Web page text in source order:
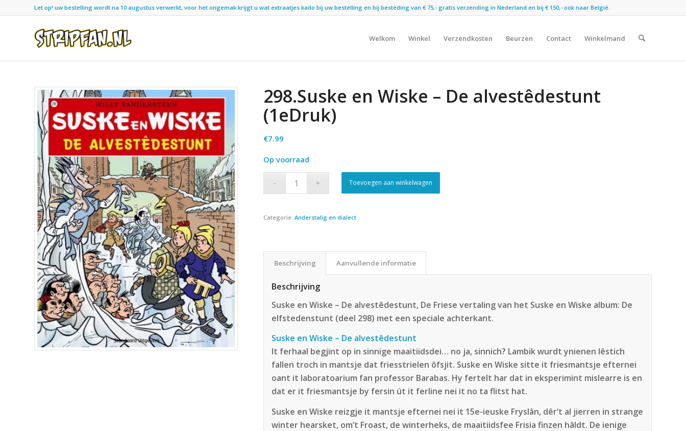
Let op! uw bestelling wordt na 10 augustus verwerkt, voor het ongemak krijgt u wat extraatjes kado bij uw bestelling en bij besteding van € 75,- gratis verzending in Nederland en bij € 150,- ook naar België.
Welkom Winkel Verzendkosten Beurzen Contact Winkelmand
298.Suske en Wiske – De alvestêdestunt
(1eDruk)
€7.99
Op voorraad
Toevoegen aan winkelwagen
Categorie:Anderstalig en dialect
Beschrijving Aanvullende informatie
Beschrijving
Suske en Wiske – De alvestêdestunt, De Friese vertaling van het Suske en Wiske album: De
elfstedenstunt (deel 298) met een speciale achterkant.
Suske en Wiske – De alvestêdestunt
It ferhaal begjint op in sinnige maaitiidsdei… no ja, sinnich? Lambik wurdt ynienen lêstich
fallen troch in mantsje dat friesstrielen ôfsjit. Suske en Wiske sitte it friesmantsje efternei
oant it laboratoarium fan professor Barabas. Hy fertelt har dat in eksperimint mislearre is en
dat er it friesmantsje by fersin út it ferline nei it no ta flitst hat.
Suske en Wiske reizgje it mantsje efternei nei it 15e-ieuske Fryslân, dêr’t al jierren in strange
winter hearsket, om’t Froast, de winterheks, de maaitiidsfee Frisia finzen hâldt. De ienige